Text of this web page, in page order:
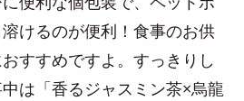
けるのが便利！食事のお供
すすめですよ。すっきりし
は「香るジャスミン茶×烏龍